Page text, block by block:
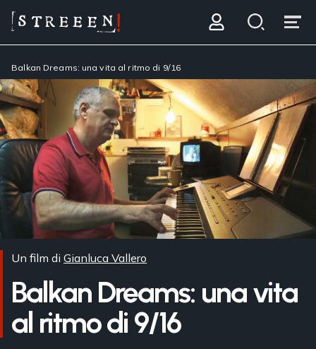
Balkan Dreams: una vita al ritmo di 9/16
Un film diGianluca Vallero
Balkan Dreams: una vita
al ritmo di 9/16